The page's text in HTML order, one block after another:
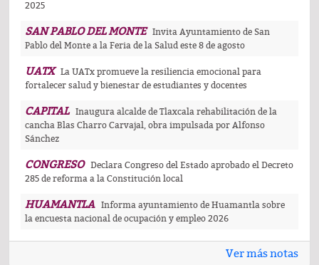
2025
SAN PABLO DEL MONTE
Invita Ayuntamiento de San
Pablo del Monte a la Feria de la Salud este 8 de agosto
UATX
La UATx promueve la resiliencia emocional para
fortalecer salud y bienestar de estudiantes y docentes
CAPITAL
Inaugura alcalde de Tlaxcala rehabilitación de la
cancha Blas Charro Carvajal, obra impulsada por Alfonso
Sánchez
CONGRESO
Declara Congreso del Estado aprobado el Decreto
285 de reforma a la Constitución local
HUAMANTLA
Informa ayuntamiento de Huamantla sobre
la encuesta nacional de ocupación y empleo 2026
Ver más notas